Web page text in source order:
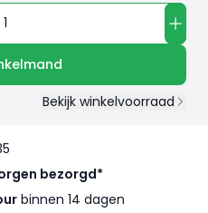
Bekijk winkelvoorraad
bezorgd*
binnen 14 dagen